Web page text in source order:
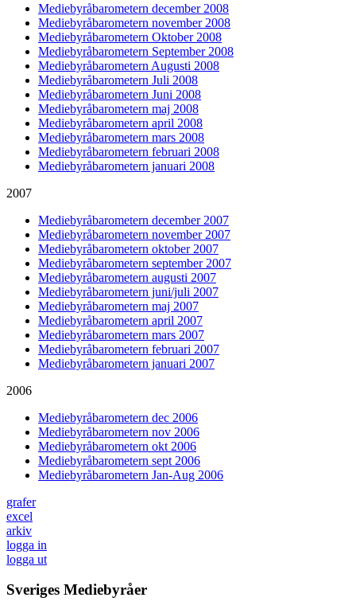
Mediebyråbarometern december 2008
Mediebyråbarometern november 2008
Mediebyråbarometern Oktober 2008
Mediebyråbarometern September 2008
Mediebyråbarometern Augusti 2008
Mediebyråbarometern Juli 2008
Mediebyråbarometern Juni 2008
Mediebyråbarometern maj 2008
Mediebyråbarometern april 2008
Mediebyråbarometern mars 2008
Mediebyråbarometern februari 2008
Mediebyråbarometern januari 2008
2007
Mediebyråbarometern december 2007
Mediebyråbarometern november 2007
Mediebyråbarometern oktober 2007
Mediebyråbarometern september 2007
Mediebyråbarometern augusti 2007
Mediebyråbarometern juni/juli 2007
Mediebyråbarometern maj 2007
Mediebyråbarometern april 2007
Mediebyråbarometern mars 2007
Mediebyråbarometern februari 2007
Mediebyråbarometern januari 2007
2006
Mediebyråbarometern dec 2006
Mediebyråbarometern nov 2006
Mediebyråbarometern okt 2006
Mediebyråbarometern sept 2006
Mediebyråbarometern Jan-Aug 2006
grafer
excel
arkiv
logga in
logga ut
Sveriges Mediebyråer